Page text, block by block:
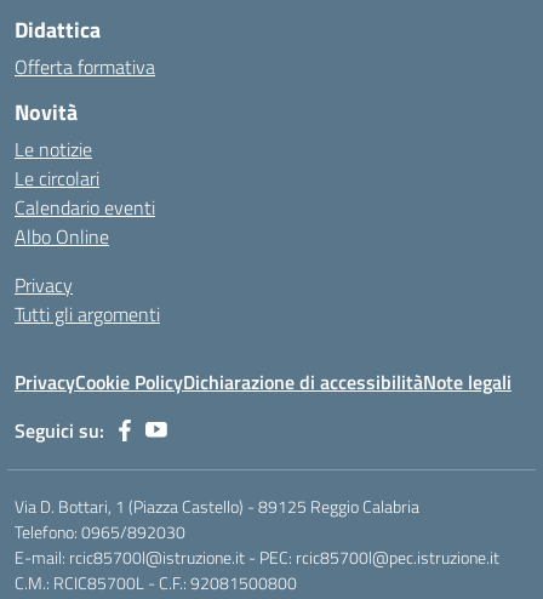
Didattica
Offerta formativa
Novità
Le notizie
Le circolari
Calendario eventi
Albo Online
Privacy
Tutti gli argomenti
PrivacyCookie PolicyDichiarazione di accessibilitàNote legali
Seguici su:
Via D. Bottari, 1 (Piazza Castello) - 89125 Reggio Calabria
Telefono: 0965/892030
E-mail: rcic85700l@istruzione.it - PEC: rcic85700l@pec.istruzione.it
C.M.: RCIC85700L - C.F.: 92081500800